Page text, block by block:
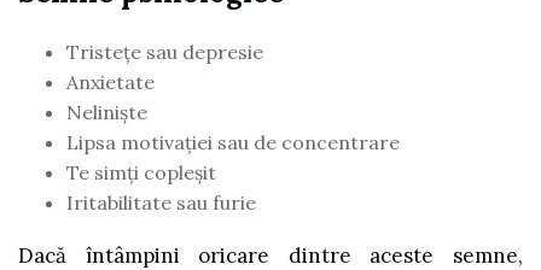
Tristeţe sau depresie
Anxietate
Nelinişte
Lipsa motivaţiei sau de concentrare
Te simţi copleşit
Iritabilitate sau furie
Dacă întâmpini oricare dintre aceste semne,